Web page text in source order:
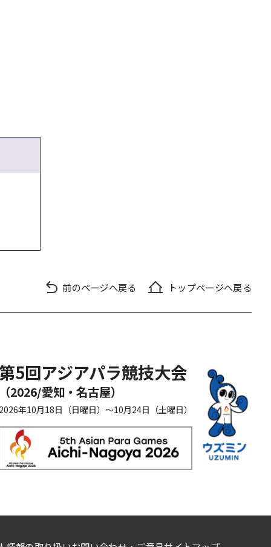
前のページへ戻る トップページへ戻る
5回アジアパラ競技大会
（2026/愛知・名古屋）
2026年10月18日（日曜日） ～10月24日（土曜日）